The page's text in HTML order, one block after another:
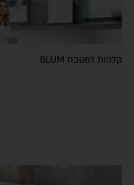
קלפות למטבח BLUM